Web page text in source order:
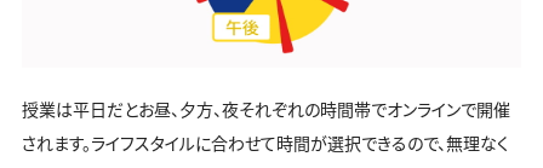
授業は平日だとお昼、夕方、夜それぞれの時間帯でオンラインで開催
されます。ライフスタイルに合わせて時間が選択できるので、無理なく